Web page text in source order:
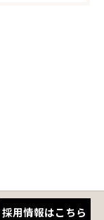
採用情報はこちら